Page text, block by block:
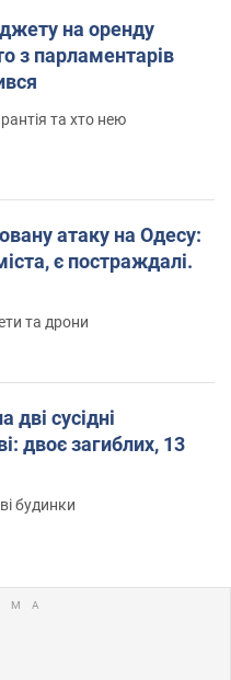
на оренду
з парламентарів
та хто нею
атаку на Одесу:
є постраждалі.
та дрони
дві сусідні
двоє загиблих, 13
будинки